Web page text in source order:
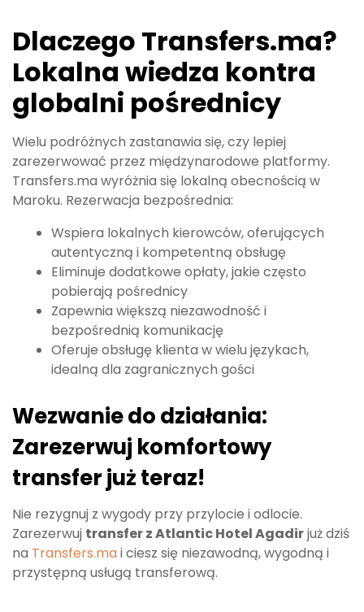
Dlaczego Transfers.ma?
Lokalna wiedza kontra
globalni pośrednicy
Wielu podróżnych zastanawia się, czy lepiej
zarezerwować przez międzynarodowe platformy.
Transfers.ma wyróżnia się lokalną obecnością w
Maroku. Rezerwacja bezpośrednia:
Wspiera lokalnych kierowców, oferujących
autentyczną i kompetentną obsługę
Eliminuje dodatkowe opłaty, jakie często
pobierają pośrednicy
Zapewnia większą niezawodność i
bezpośrednią komunikację
Oferuje obsługę klienta w wielu językach,
idealną dla zagranicznych gości
Wezwanie do działania:
Zarezerwuj komfortowy
transfer już teraz!
Nie rezygnuj z wygody przy przylocie i odlocie.
Zarezerwuj transfer z Atlantic Hotel Agadirjuż dziś
na Transfers.mai ciesz się niezawodną, wygodną i
przystępną usługą transferową.